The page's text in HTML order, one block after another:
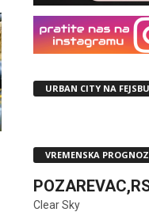
URBAN CITY NA
VREMENSKA
Clear Sky